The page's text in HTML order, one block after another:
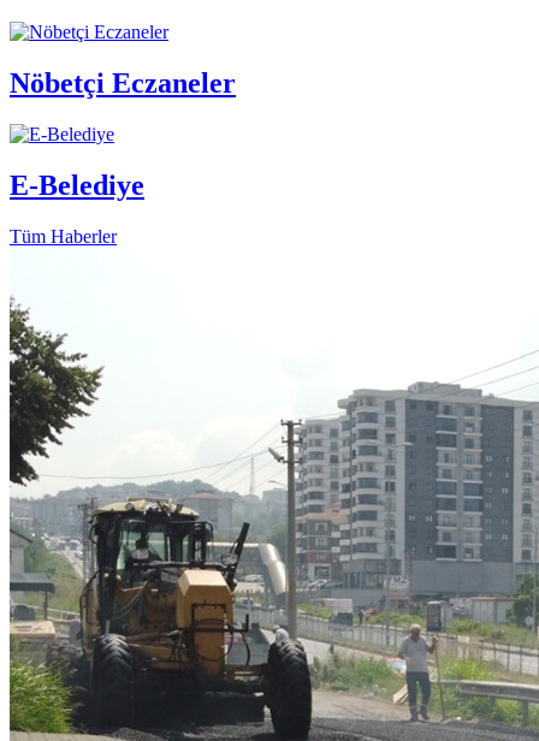
Nöbetçi Eczaneler
E-Belediye
Tüm Haberler